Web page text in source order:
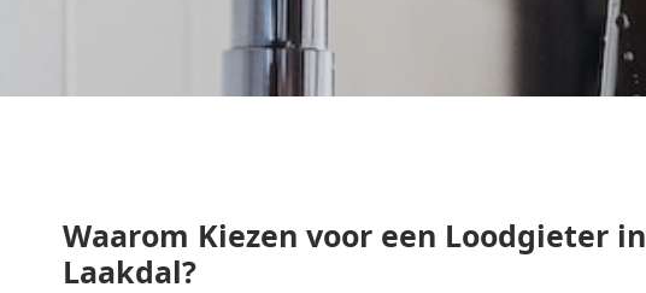
Waarom Kiezen voor een Loodgieter in
Laakdal?